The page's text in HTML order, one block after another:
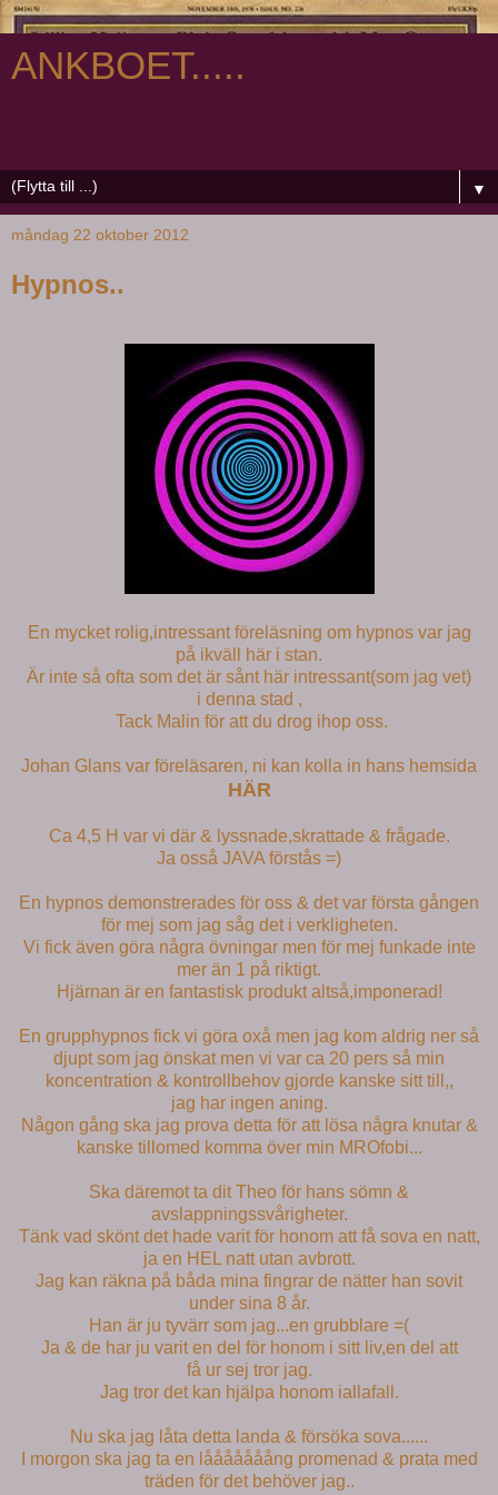
ANKBOET.....
▼
måndag 22 oktober 2012
Hypnos..
En mycket rolig,intressant föreläsning om hypnos var jag
på ikväll här i stan.
Är inte så ofta som det är sånt här intressant(som jag vet)
i denna stad ,
Tack Malin för att du drog ihop oss.
Johan Glans var föreläsaren, ni kan kolla in hans hemsida
HÄR
Ca 4,5 H var vi där & lyssnade,skrattade & frågade.
Ja osså JAVA förstås =)
En hypnos demonstrerades för oss & det var första gången
för mej som jag såg det i verkligheten.
Vi fick även göra några övningar men för mej funkade inte
mer än 1 på riktigt.
Hjärnan är en fantastisk produkt altså,imponerad!
En grupphypnos fick vi göra oxå men jag kom aldrig ner så
djupt som jag önskat men vi var ca 20 pers så min
koncentration & kontrollbehov gjorde kanske sitt till,,
jag har ingen aning.
Någon gång ska jag prova detta för att lösa några knutar &
kanske tillomed komma över min MROfobi...
Ska däremot ta dit Theo för hans sömn &
avslappningssvårigheter.
Tänk vad skönt det hade varit för honom att få sova en natt,
ja en HEL natt utan avbrott.
Jag kan räkna på båda mina fingrar de nätter han sovit
under sina 8 år.
Han är ju tyvärr som jag...en grubblare =(
Ja & de har ju varit en del för honom i sitt liv,en del att
få ur sej tror jag.
Jag tror det kan hjälpa honom iallafall.
Nu ska jag låta detta landa & försöka sova......
I morgon ska jag ta en lååååååång promenad & prata med
träden för det behöver jag..